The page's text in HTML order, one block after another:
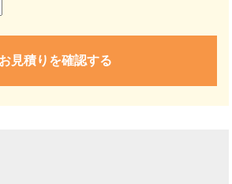
お見積りを確認する